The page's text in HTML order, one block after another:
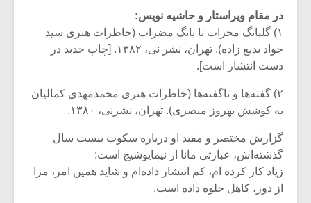
در مقام ویراستار و حاشیه نویس:
۱) گلبانگ محراب تا بانگ مضراب (خاطرات هنری سید
جواد بدیع زاده). تهران، نشر نی، ۱۳۸۲. [چاپ جدید در
دست انتشار است].
۲) گفته‌ها و ناگفته‌ها (خاطرات هنری محمدمهدی کمالیان
به کوشش بهروز مبصری). تهران، نشرنی، ۱۳۸۰.
گزارش مختصر و مفید او درباره سکوت بیست سال
گذشته‌اش، عبارتی مانا از نیمایوشیج است:
زیاد کار کرده ام، کم انتشار داده‌ام و شاید همین امر، مرا
از دور، کاهل جلوه داده است.